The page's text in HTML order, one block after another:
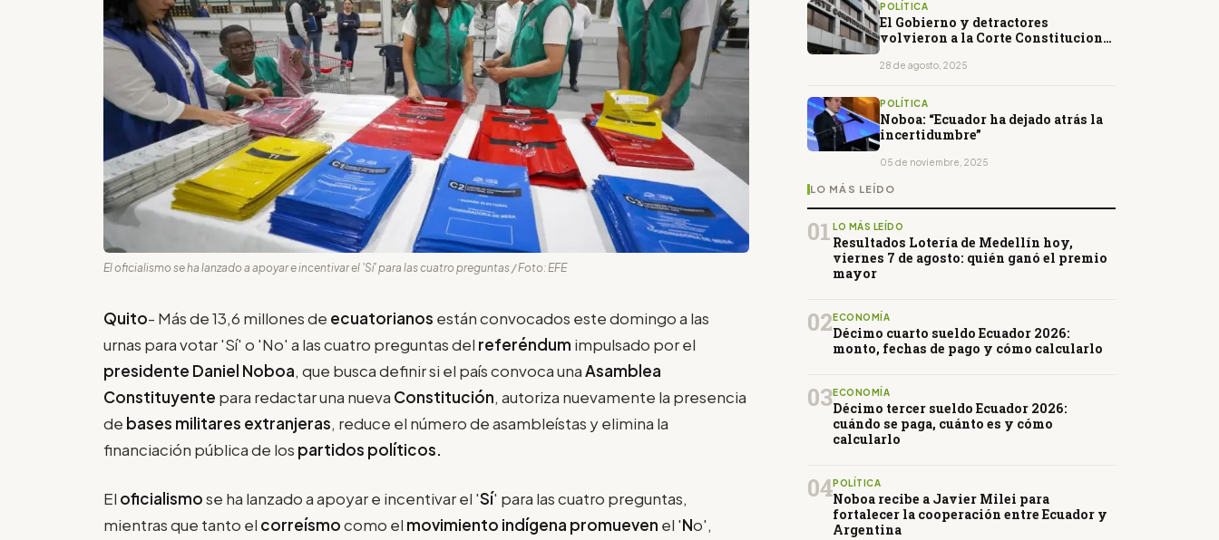
El oficialismo se ha lanzado a apoyar e incentivar el 'Sí' para las cuatro preguntas / Foto: EFE
Quito- Más de 13,6 millones de ecuatorianos están convocados este domingo a las
urnas para votar 'Sí' o 'No' a las cuatro preguntas del referéndum impulsado por el
presidente Daniel Noboa, que busca definir si el país convoca unaAsamblea
Constituyente para redactar una nueva Constitución, autoriza nuevamente la presencia
de bases militares extranjeras, reduce el número de asambleístas y elimina la
financiación pública de los partidos políticos.
El oficialismose ha lanzado a apoyar e incentivar el 'Sí' para las cuatro preguntas,
mientras que tanto el correísmocomo el movimiento indígena promueven el 'No',
POLÍTICA
El Gobierno y detractores
volvieron a la Corte Constitucional
28 de agosto, 2025
POLÍTICA
Noboa: “Ecuador ha dejado atrás la
incertidumbre”
05 de noviembre, 2025
LO MÁS LEÍDO
01 LO MÁS LEÍDO
Resultados Lotería de Medellín hoy,
viernes 7 de agosto: quién ganó el premio
mayor
02 ECONOMÍA
Décimo cuarto sueldo Ecuador 2026:
monto, fechas de pago y cómo calcularlo
03ECONOMÍA
Décimo tercer sueldo Ecuador 2026:
cuándo se paga, cuánto es y cómo
calcularlo
04POLÍTICA
Noboa recibe a Javier Milei para
fortalecer la cooperación entre Ecuador y
Argentina